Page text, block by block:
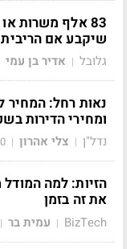
שיקבע אם
גלובל | אדיר בן עמי
ומחירי הדירות
נדל"ן | צלי אהרון |
הזיות: למה
את זה בזמן
BizTech
| עמית בר |